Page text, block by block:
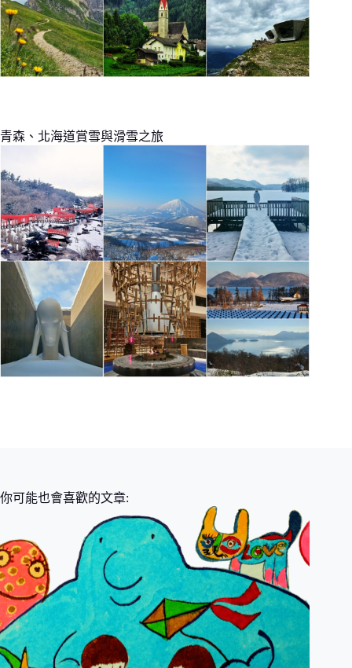
青森、北海道賞雪與滑雪之旅
你可能也會喜歡的文章: